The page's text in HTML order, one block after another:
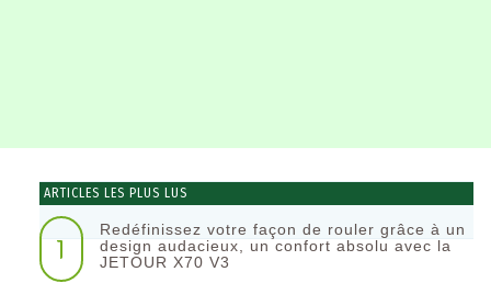
ARTICLES LES PLUS LUS
1
Redéfinissez votre façon de rouler grâce à un
design audacieux, un confort absolu avec la
JETOUR X70 V3